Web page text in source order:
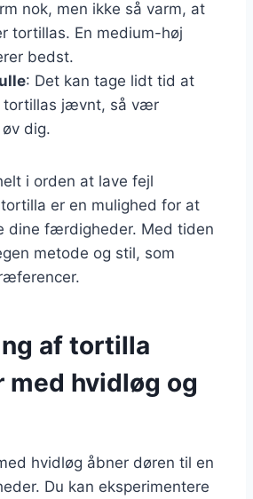
nok, men ikke så varm, at
tortillas. En medium-høj
bedst.
: Det kan tage lidt tid at
tortillas jævnt, så vær
dig.
i orden at lave fejl
er en mulighed for at
dine færdigheder. Med tiden
metode og stil, som
af tortilla
hvidløg og
hvidløg åbner døren til en
Du kan eksperimentere